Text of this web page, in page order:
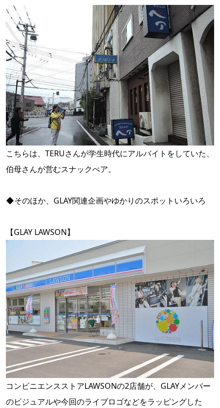
こちらは、TERUさんが学生時代にアルバイトをしていた、
伯母さんが営むスナックぺア。
◆そのほか、GLAY関連企画やゆかりのスポットいろいろ
【GLAY LAWSON】
コンビニエンスストアLAWSONの2店舗が、GLAYメンバー
のビジュアルや今回のライブロゴなどをラッピングした